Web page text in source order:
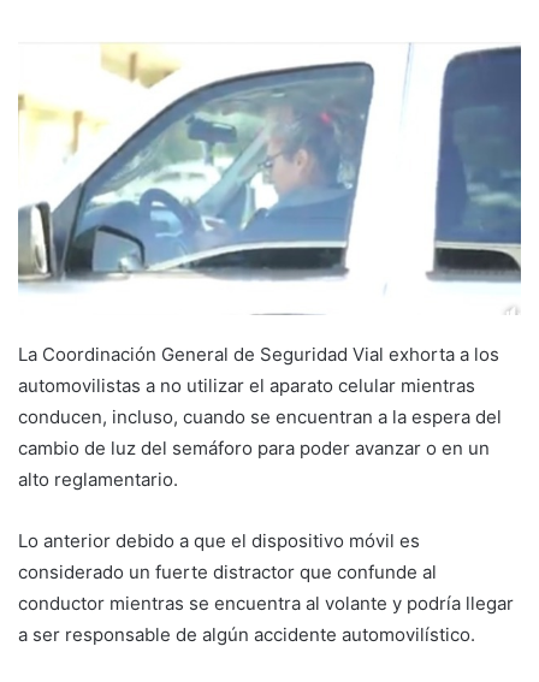
La Coordinación General de Seguridad Vial exhorta a los
automovilistas a no utilizar el aparato celular mientras
conducen, incluso, cuando se encuentran a la espera del
cambio de luz del semáforo para poder avanzar o en un
alto reglamentario.
Lo anterior debido a que el dispositivo móvil es
considerado un fuerte distractor que confunde al
conductor mientras se encuentra al volante y podría llegar
a ser responsable de algún accidente automovilístico.